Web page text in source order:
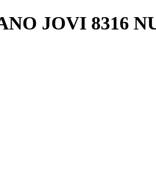
JOVI 8316